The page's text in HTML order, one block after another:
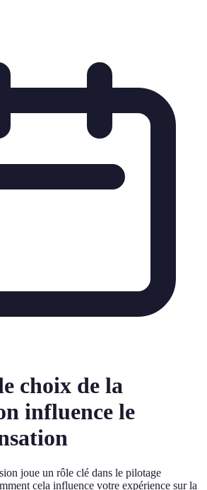
choix de la
influence le
joue un rôle clé dans le pilotage
cela influence votre expérience sur la